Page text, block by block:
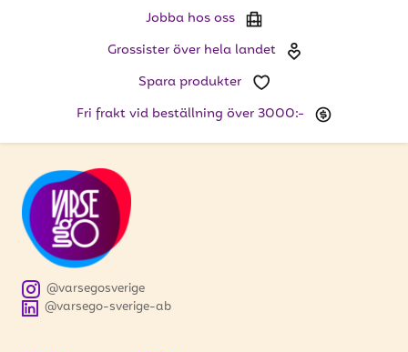
Jobba hos oss
Grossister över hela landet
Spara produkter
Fri frakt vid beställning över 3000:-
@varsego-sverige-ab
@varsegosverige